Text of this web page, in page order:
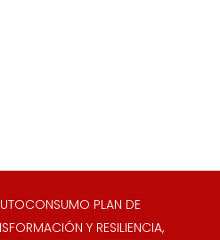
PLAN DE
Y RESILIENCIA,